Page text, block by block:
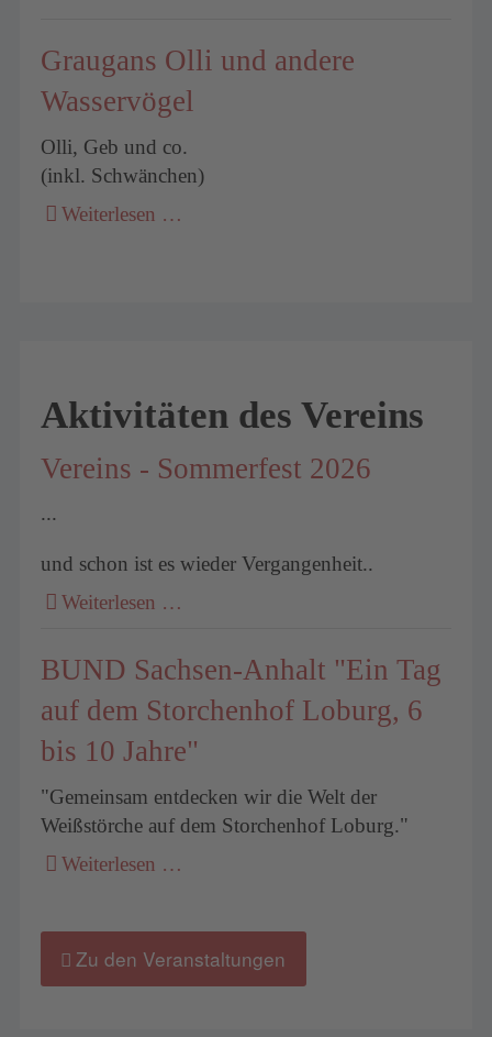
Graugans Olli und andere
Wasservögel
Olli, Geb und co.
(inkl. Schwänchen)
Weiterlesen …
Aktivitäten des Vereins
Vereins - Sommerfest 2026
...
und schon ist es wieder Vergangenheit..
Weiterlesen …
BUND Sachsen-Anhalt "Ein Tag
auf dem Storchenhof Loburg, 6
bis 10 Jahre"
"Gemeinsam entdecken wir die Welt der
Weißstörche auf dem Storchenhof Loburg."
Weiterlesen …
Zu den Veranstaltungen